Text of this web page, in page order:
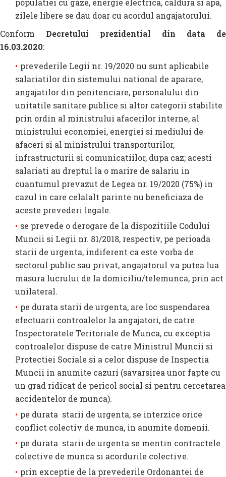
populatiei cu gaze, energie electrica, caldura si apa,
zilele libere se dau doar cu acordul angajatorului.
Conform Decretului prezidential din data de
16.03.2020:
prevederile Legii nr. 19/2020 nu sunt aplicabile
salariatilor din sistemului national de aparare,
angajatilor din penitenciare, personalului din
unitatile sanitare publice si altor categorii stabilite
prin ordin al ministrului afacerilor interne, al
ministrului economiei, energiei si mediului de
afaceri si al ministrului transporturilor,
infrastructurii si comunicatiilor, dupa caz; acesti
salariati au dreptul la o marire de salariu in
cuantumul prevazut de Legea nr. 19/2020 (75%) in
cazul in care celalalt parinte nu beneficiaza de
aceste prevederi legale.
se prevede o derogare de la dispozitiile Codului
Muncii si Legii nr. 81/2018, respectiv, pe perioada
starii de urgenta, indiferent ca este vorba de
sectorul public sau privat, angajatorul va putea lua
masura lucrului de la domiciliu/telemunca, prin act
unilateral.
pe durata starii de urgenta, are loc suspendarea
efectuarii controalelor la angajatori, de catre
Inspectoratele Teritoriale de Munca, cu exceptia
controalelor dispuse de catre Ministrul Muncii si
Protectiei Sociale si a celor dispuse de Inspectia
Muncii in anumite cazuri (savarsirea unor fapte cu
un grad ridicat de pericol social si pentru cercetarea
accidentelor de munca).
pe durata starii de urgenta, se interzice orice
conflict colectiv de munca, in anumite domenii.
pe durata starii de urgenta se mentin contractele
colective de munca si acordurile colective.
prin exceptie de la prevederile Ordonantei de